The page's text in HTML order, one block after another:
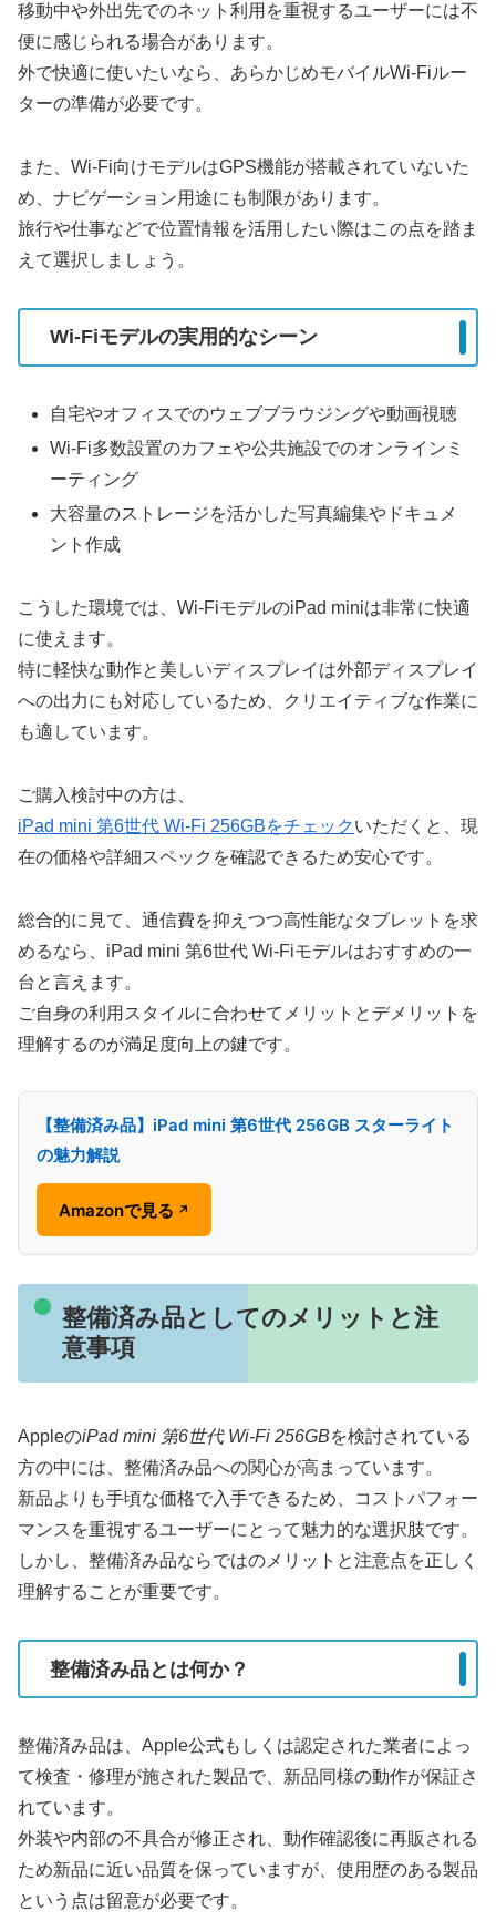
移動中や外出先でのネット利用を重視するユーザーには不
便に感じられる場合があります。
外で快適に使いたいなら、あらかじめモバイルWi-Fiルー
ターの準備が必要です。
また、Wi-Fi向けモデルはGPS機能が搭載されていないた
め、ナビゲーション用途にも制限があります。
旅行や仕事などで位置情報を活用したい際はこの点を踏ま
えて選択しましょう。
Wi-Fiモデルの実用的なシーン
自宅やオフィスでのウェブブラウジングや動画視聴
Wi-Fi多数設置のカフェや公共施設でのオンラインミ
ーティング
大容量のストレージを活かした写真編集やドキュメ
ント作成
こうした環境では、Wi-FiモデルのiPad miniは非常に快適
に使えます。
特に軽快な動作と美しいディスプレイは外部ディスプレイ
への出力にも対応しているため、クリエイティブな作業に
も適しています。
ご購入検討中の方は、
iPad mini 第6世代 Wi-Fi 256GBをチェックいただくと、現
在の価格や詳細スペックを確認できるため安心です。
総合的に見て、通信費を抑えつつ高性能なタブレットを求
めるなら、iPad mini 第6世代 Wi-Fiモデルはおすすめの一
台と言えます。
ご自身の利用スタイルに合わせてメリットとデメリットを
理解するのが満足度向上の鍵です。
【整備済み品】iPad mini 第6世代 256GB スターライト
の魅力解説
Amazonで見る ↗
整備済み品としてのメリットと注
意事項
AppleのiPad mini 第6世代 Wi-Fi 256GBを検討されている
方の中には、整備済み品への関心が高まっています。
新品よりも手頃な価格で入手できるため、コストパフォー
マンスを重視するユーザーにとって魅力的な選択肢です。
しかし、整備済み品ならではのメリットと注意点を正しく
理解することが重要です。
整備済み品とは何か？
整備済み品は、Apple公式もしくは認定された業者によっ
て検査・修理が施された製品で、新品同様の動作が保証さ
れています。
外装や内部の不具合が修正され、動作確認後に再販される
ため新品に近い品質を保っていますが、使用歴のある製品
という点は留意が必要です。